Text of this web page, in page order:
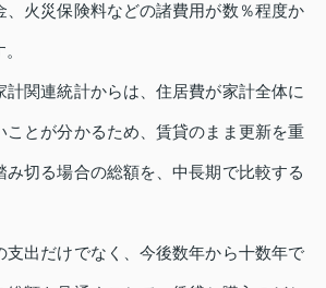
、火災保険料などの諸費用が数％程度か
計関連統計からは、住居費が家計全体に
ことが分かるため、賃貸のまま更新を重
み切る場合の総額を、中長期で比較する
支出だけでなく、今後数年から十数年で